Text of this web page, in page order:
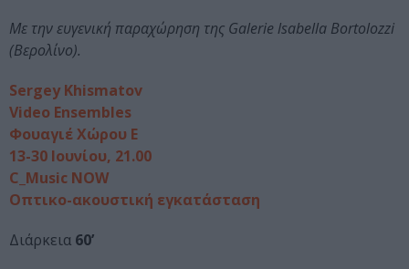
Με την ευγενική παραχώρηση της Galerie lsabella Bortolozzi
(Βερολίνο).
Sergey Khismatov
Video Ensembles
Φουαγιέ Xώρου Ε
13-30 Ιουνίου, 21.00
C_Music NOW
Οπτικο-ακουστική εγκατάσταση
Διάρκεια 60’